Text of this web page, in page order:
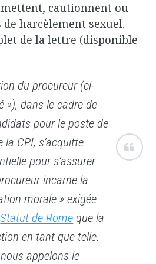
cautionnent ou
harcèlement sexuel.
de la lettre (disponible
du procureur (ci-
»), dans le cadre de
pour le poste de
CPI, s’acquitte
pour s’assurer
incarne la
morale » exigée
Statut de Rome que la
en tant que telle.
appelons le